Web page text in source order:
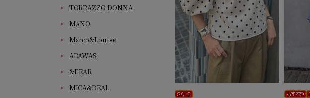
TORRAZZO DONNA
MANO
Marco&Louise
ADAWAS
&DEAR
MICA&DEAL